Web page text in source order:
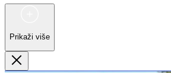
Prikaži više